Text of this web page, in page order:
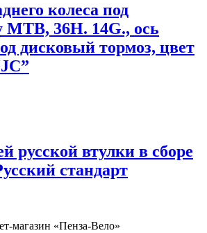
колеса под
МТВ, 36Н. 14G., ось
дисковый тормоз, цвет
русской втулки в сборе
стандарт
магазин «Пенза-Вело»